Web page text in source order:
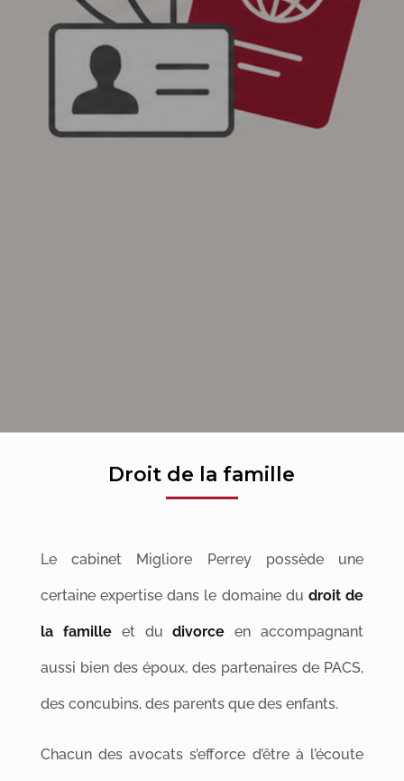
Droit de la famille
Le cabinet Migliore Perrey possède une
certaine expertise dans le domaine du droit de
la familleet dudivorce en accompagnant
aussi bien des époux, des partenaires de PACS,
des concubins, des parents que des enfants.
Chacun des avocats s’efforce d’être à l’écoute